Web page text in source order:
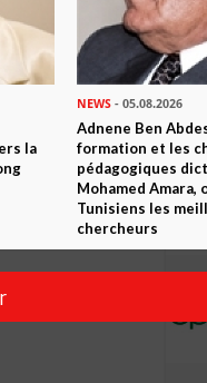
vous
votre noble
la
NEWS- 05.08.2026
Adnene Ben
formation et les
pédagogiques
Mohamed Amara,
Tunisiens les
chercheurs